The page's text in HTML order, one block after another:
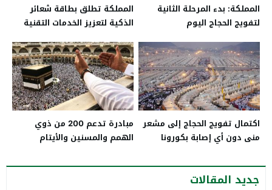
المملكة: بدء المرحلة الثانية
لتفويج الحجاج اليوم
المملكة تطلق بطاقة شعائر
الذكية لتعزيز الخدمات التقنية
اكتمال تفويج الحجاج إلى مشعر
منى دون أي إصابة بكورونا
مبادرة تدعم 200 من ذوي
الهمم والمسنين والأيتام
جديد المقالات